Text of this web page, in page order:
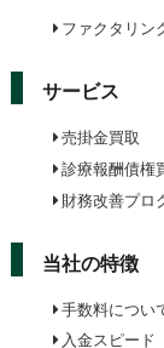
ファクタリン
サービス
売掛金買取
診療報酬債権
財務改善プロ
当社の特徴
手数料につい
入金スピード